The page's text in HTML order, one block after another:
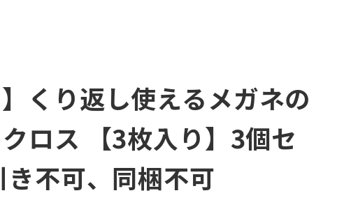
】くり返し使えるメガネの
ロス 【3枚入り】3個セ
不可、同梱不可